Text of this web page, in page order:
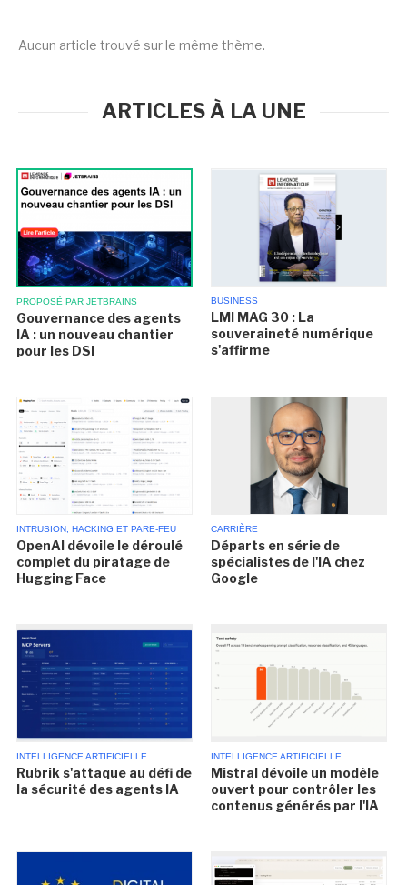
Aucun article trouvé sur le même thème.
ARTICLES À LA UNE
PROPOSÉ PAR JETBRAINS
Gouvernance des agents
IA : un nouveau chantier
pour les DSI
BUSINESS
LMI MAG 30 : La
souveraineté numérique
s'affirme
INTRUSION, HACKING ET PARE-FEU
OpenAI dévoile le déroulé
complet du piratage de
Hugging Face
CARRIÈRE
Départs en série de
spécialistes de l'IA chez
Google
INTELLIGENCE ARTIFICIELLE
Rubrik s'attaque au défi de
la sécurité des agents IA
INTELLIGENCE ARTIFICIELLE
Mistral dévoile un modèle
ouvert pour contrôler les
contenus générés par l'IA